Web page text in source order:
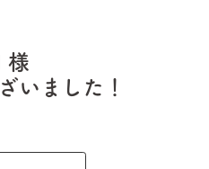
様
いました！